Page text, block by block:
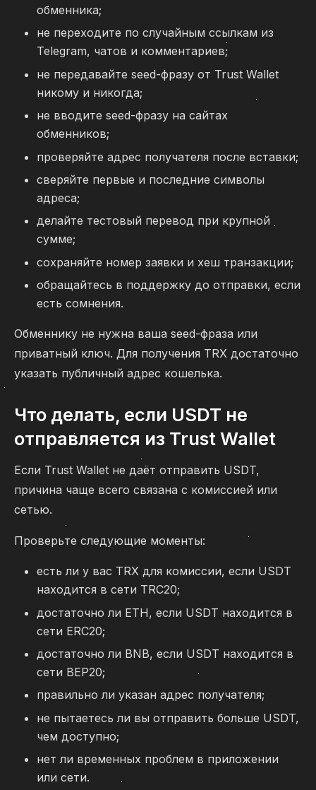
обменника;
не переходите по случайным ссылкам из
Telegram, чатов и комментариев;
не передавайте seed-фразу от Trust Wallet
никому и никогда;
не вводите seed-фразу на сайтах
обменников;
проверяйте адрес получателя после вставки;
сверяйте первые и последние символы
адреса;
делайте тестовый перевод при крупной
сумме;
сохраняйте номер заявки и хеш транзакции;
обращайтесь в поддержку до отправки, если
есть сомнения.
Обменнику не нужна ваша seed-фраза или
приватный ключ. Для получения TRX достаточно
указать публичный адрес кошелька.
Что делать, если USDT не
отправляется из Trust Wallet
Если Trust Wallet не даёт отправить USDT,
причина чаще всего связана с комиссией или
сетью.
Проверьте следующие моменты:
есть ли у вас TRX для комиссии, если USDT
находится в сети TRC20;
достаточно ли ETH, если USDT находится в
сети ERC20;
достаточно ли BNB, если USDT находится в
сети BEP20;
правильно ли указан адрес получателя;
не пытаетесь ли вы отправить больше USDT,
чем доступно;
нет ли временных проблем в приложении
или сети.